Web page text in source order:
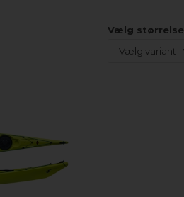
Vælg størrelse